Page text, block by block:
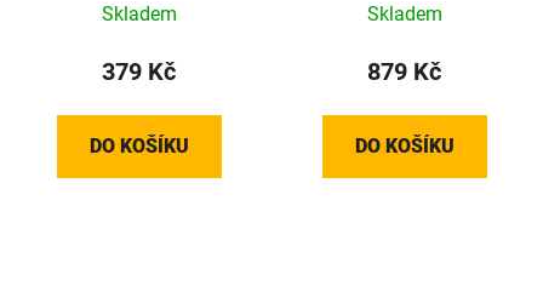
Skladem
379 Kč
DO KOŠÍKU
Skladem
879 Kč
DO KOŠÍKU